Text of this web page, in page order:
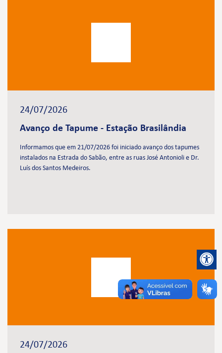
24/07/2026
Avanço de Tapume - Estação Brasilândia
Informamos que em 21/07/2026 foi iniciado avanço dos tapumes
instalados na Estrada do Sabão, entre as ruas José Antonioli e Dr.
Luís dos Santos Medeiros.
24/07/2026